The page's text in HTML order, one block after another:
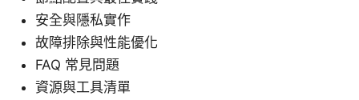
安全與隱私實作
故障排除與性能優化
FAQ 常見問題
資源與工具清單